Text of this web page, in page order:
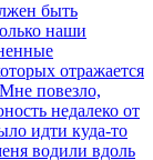
быть
наши
отражается
повезло,
недалеко от
идти куда-то
водили вдоль